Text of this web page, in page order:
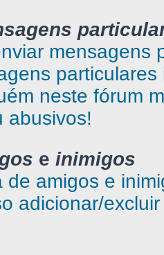
mensagens
neste fórum
abusivos!
e inimigos
de amigos e
adicionar/